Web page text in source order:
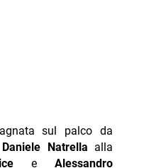
sul palco da
Daniele Natrella alla
eAlessandro